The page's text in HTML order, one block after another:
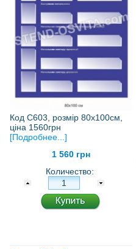
Код С603, розмір 80х100см,
ціна 1560грн
[Подробнее...]
1 560 грн
Количество: